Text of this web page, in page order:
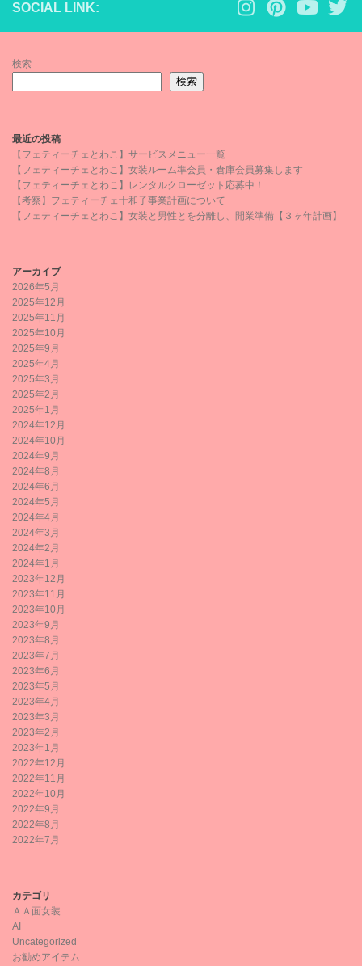
SOCIAL LINK:
検索
検索
最近の投稿
【フェティーチェとわこ】サービスメニュー一覧
【フェティーチェとわこ】女装ルーム準会員・倉庫会員募集します
【フェティーチェとわこ】レンタルクローゼット応募中！
【考察】フェティーチェ十和子事業計画について
【フェティーチェとわこ】女装と男性とを分離し、開業準備【３ヶ年計画】
アーカイブ
2026年5月
2025年12月
2025年11月
2025年10月
2025年9月
2025年4月
2025年3月
2025年2月
2025年1月
2024年12月
2024年10月
2024年9月
2024年8月
2024年6月
2024年5月
2024年4月
2024年3月
2024年2月
2024年1月
2023年12月
2023年11月
2023年10月
2023年9月
2023年8月
2023年7月
2023年6月
2023年5月
2023年4月
2023年3月
2023年2月
2023年1月
2022年12月
2022年11月
2022年10月
2022年9月
2022年8月
2022年7月
カテゴリ
ＡＡ面女装
AI
Uncategorized
お勧めアイテム